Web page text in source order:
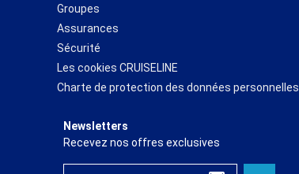
Groupes
Assurances
Sécurité
Les cookies CRUISELINE
Charte de protection des données personnelles
Newsletters
Recevez nos offres exclusives